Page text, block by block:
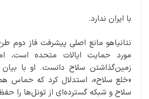
با ایران ندارد.
نتانیاهو مانع اصلی پیشرفت فاز دوم
مورد حمایت ایالات متحده است،‌
زمین‌گذاشتن سلاح دانست. او با
«خلع سلاح»، استدلال کرد که حماس
سلاح و شبکه گسترده‌ای از تونل‌ها را